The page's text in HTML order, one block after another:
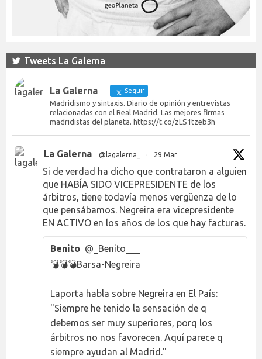
Tweets La Galerna
La Galerna Seguir
Madridismo y sintaxis. Diario de opinión y entrevistas
relacionadas con el Real Madrid. Las mejores firmas
madridistas del planeta. https://t.co/zLS1tzeb3h
La Galerna @lagalerna_ · 29 Mar
Si de verdad ha dicho que contrataron a alguien
que HABÍA SIDO VICEPRESIDENTE de los
árbitros, tiene todavía menos vergüenza de lo
que pensábamos. Negreira era vicepresidente
EN ACTIVO en los años de los que hay facturas.
Benito @_Benito___
💣💣💣Barsa-Negreira
Laporta habla sobre Negreira en El País:
"Siempre he tenido la sensación de q
debemos ser muy superiores, porq los
árbitros no nos favorecen. Aquí parece q
siempre ayudan al Madrid."